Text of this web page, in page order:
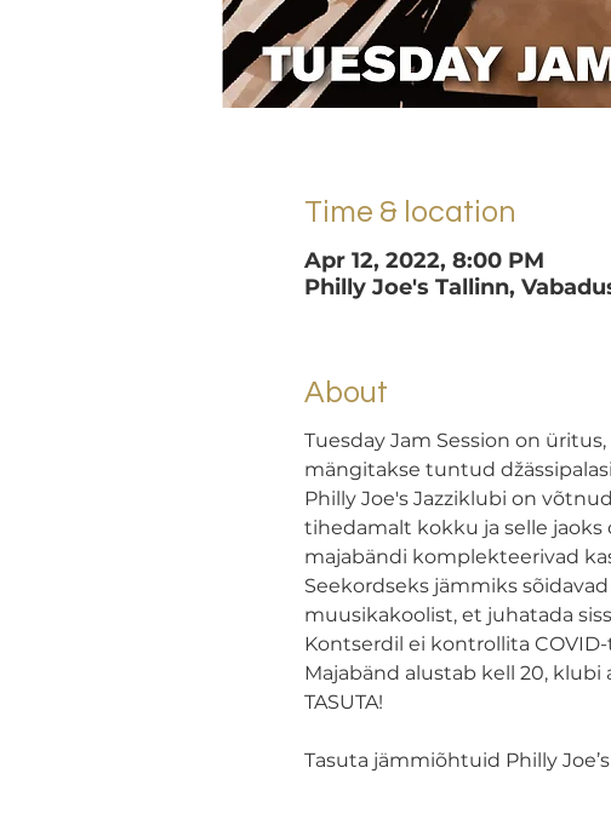
Time & location
Apr 12, 2022, 8:00 PM
Philly Joe's Tallinn,
About
Tuesday Jam Session on
mängitakse tuntud
Philly Joe's Jazziklubi on
tihedamalt kokku ja selle
majabändi komplekteerivad
Seekordseks jämmiks
muusikakoolist, et juhatada
Kontserdil ei kontrollita
Majabänd alustab kell 20, klubi
TASUTA!
Tasuta jämmiõhtuid Philly